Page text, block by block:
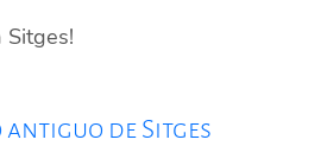
Sitges!
antiguo de Sitges